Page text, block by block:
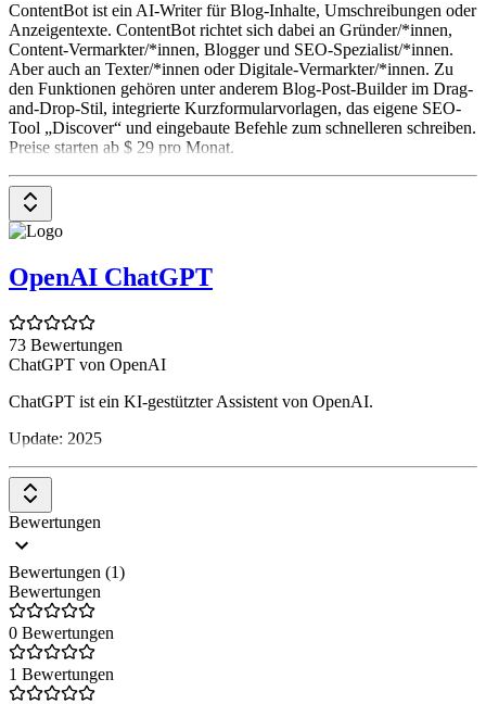
ContentBot ist ein AI-Writer für Blog-Inhalte, Umschreibungen oder
Anzeigentexte. ContentBot richtet sich dabei an Gründer/*innen,
Content-Vermarkter/*innen, Blogger und SEO-Spezialist/*innen.
Aber auch an Texter/*innen oder Digitale-Vermarkter/*innen. Zu
den Funktionen gehören unter anderem Blog-Post-Builder im Drag-
and-Drop-Stil, integrierte Kurzformularvorlagen, das eigene SEO-
Tool „Discover“ und eingebaute Befehle zum schnelleren schreiben.
Preise starten ab $ 29 pro Monat.
OpenAI ChatGPT
73 Bewertungen
ChatGPT von OpenAI
ChatGPT ist ein KI-gestützter Assistent von OpenAI.
Update: 2025
Bewertungen
Bewertungen (1)
Bewertungen
0 Bewertungen
1 Bewertungen